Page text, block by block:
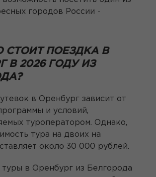
городов России -
СТОИТ ПОЕЗДКА В
В 2026 ГОДУ ИЗ
в Оренбург зависит от
и условий,
туроператором. Однако,
тура на двоих на
около 30 000 рублей.
туры в Оренбург из Белгорода